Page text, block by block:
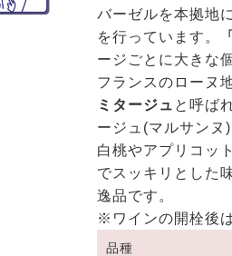
バーゼルを本拠地
を行っています。
ージごとに大きな
フランスのローヌ
ミタージュ と呼ば
ージュ(マルサンヌ
白桃やアプリコッ
でスッキリとした
逸品です。
※ワインの開栓後
品種